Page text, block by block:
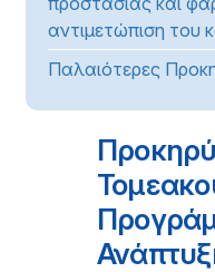
αντιμετώπιση του
Παλαιότερες